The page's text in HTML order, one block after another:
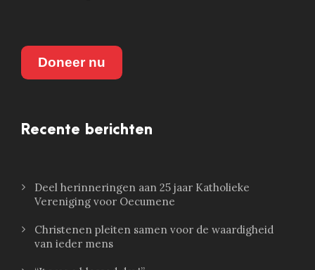
Doneer nu
Recente berichten
Deel herinneringen aan 25 jaar Katholieke
Vereniging voor Oecumene
Christenen pleiten samen voor de waardigheid
van ieder mens